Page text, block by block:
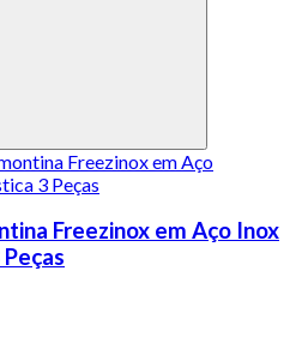
Freezinox em Aço Inox